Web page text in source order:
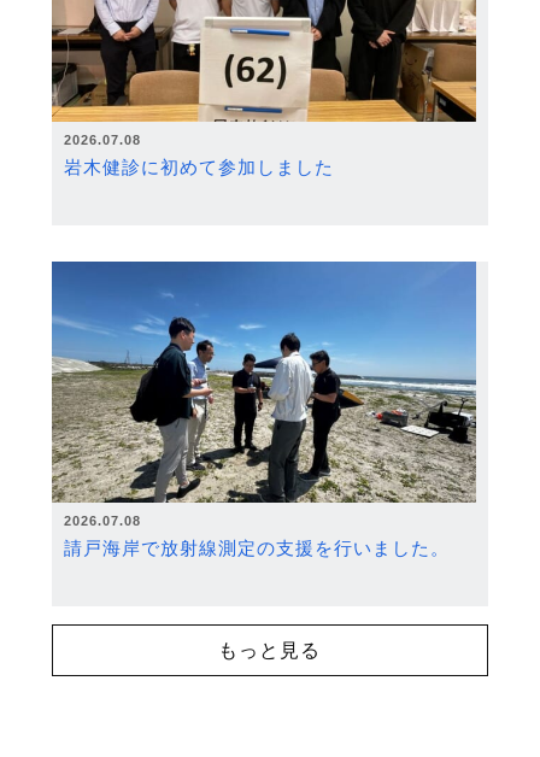
2026.07.08
岩木健診に初めて参加しました
2026.07.08
請戸海岸で放射線測定の支援を行いました。
もっと見る